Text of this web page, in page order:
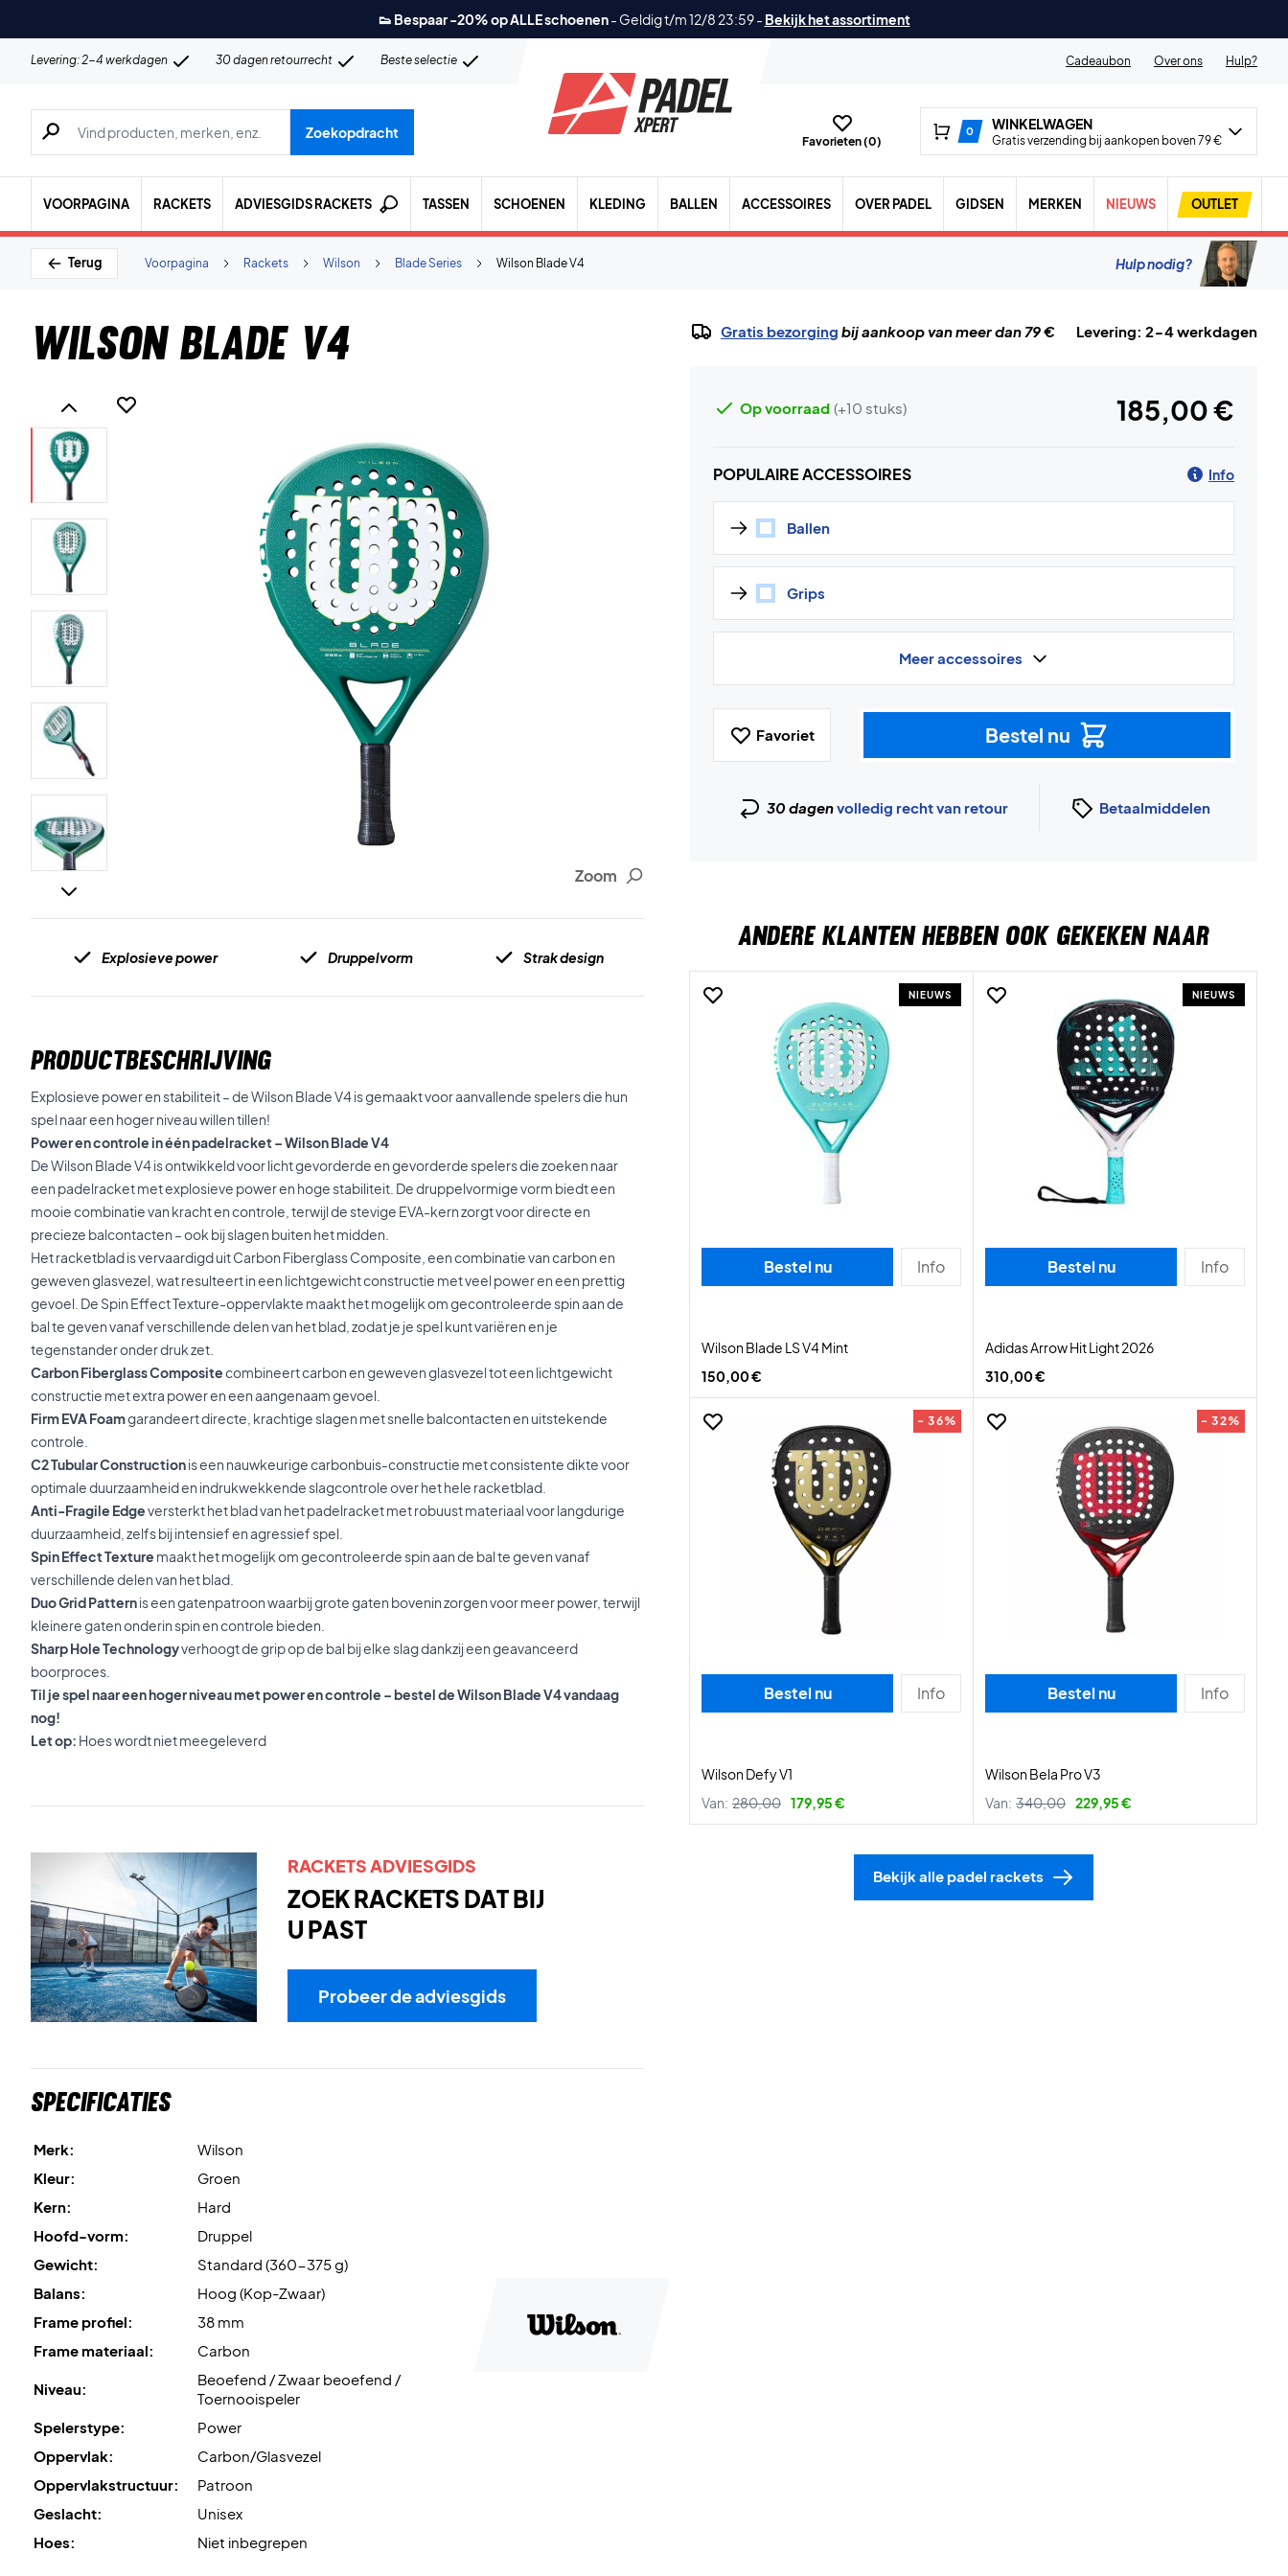
👟 Bespaar -20% op ALLE schoenen- Geldig t/m 12/8 23:59- Bekijk het assortiment
Levering: 2-4 werkdagen 30 dagen retourrecht Beste selectie Cadeaubon Over ons Hulp?
Zoeken naar producten, merken etc.
Zoekopdracht
Favorieten (0)
0 WINKELWAGEN
Gratis verzending bij aankopen boven 79 €
VOORPAGINA RACKETS ADVIESGIDS RACKETS TASSEN SCHOENEN KLEDING BALLEN ACCESSOIRES OVER PADEL GIDSEN MERKEN NIEUWS OUTLET
Terug Wilson Blade V4
Blade Series
Wilson
Rackets
Voorpagina Hulp nodig?
Wilson Blade V4
Zoom
Explosieve power Druppelvorm Strak design
PRODUCTBESCHRIJVING
Explosieve power en stabiliteit – de Wilson Blade V4 is gemaakt voor aanvallende spelers die hun
spel naar een hoger niveau willen tillen!
Power en controle in één padelracket – Wilson Blade V4
De Wilson Blade V4 is ontwikkeld voor licht gevorderde en gevorderde spelers die zoeken naar
een padelracket met explosieve power en hoge stabiliteit. De druppelvormige vorm biedt een
mooie combinatie van kracht en controle, terwijl de stevige EVA-kern zorgt voor directe en
precieze balcontacten – ook bij slagen buiten het midden.
Het racketblad is vervaardigd uit Carbon Fiberglass Composite, een combinatie van carbon en
geweven glasvezel, wat resulteert in een lichtgewicht constructie met veel power en een prettig
gevoel. De Spin Effect Texture-oppervlakte maakt het mogelijk om gecontroleerde spin aan de
bal te geven vanaf verschillende delen van het blad, zodat je je spel kunt variëren en je
tegenstander onder druk zet.
Carbon Fiberglass Compositecombineert carbon en geweven glasvezel tot een lichtgewicht
constructie met extra power en een aangenaam gevoel.
Firm EVA Foamgarandeert directe, krachtige slagen met snelle balcontacten en uitstekende
controle.
C2 Tubular Constructionis een nauwkeurige carbonbuis-constructie met consistente dikte voor
optimale duurzaamheid en indrukwekkende slagcontrole over het hele racketblad.
Anti-Fragile Edgeversterkt het blad van het padelracket met robuust materiaal voor langdurige
duurzaamheid, zelfs bij intensief en agressief spel.
Spin Effect Texture maakt het mogelijk om gecontroleerde spin aan de bal te geven vanaf
verschillende delen van het blad.
Duo Grid Patternis een gatenpatroon waarbij grote gaten bovenin zorgen voor meer power, terwijl
kleinere gaten onderin spin en controle bieden.
Sharp Hole Technologyverhoogt de grip op de bal bij elke slag dankzij een geavanceerd
boorproces.
Til je spel naar een hoger niveau met power en controle – bestel de Wilson Blade V4 vandaag
nog!
Let op: Hoes wordt niet meegeleverd
RACKETS ADVIESGIDS
ZOEK RACKETS DAT BIJ
U PAST
Probeer de adviesgids
Specificaties
Merk:
Wilson
Kleur:
Groen
Kern:
Hard
Hoofd-vorm:
Druppel
Gewicht:
Standard (360-375 g)
Balans:
Hoog (Kop-Zwaar)
Frame profiel:
38 mm
Frame materiaal:
Carbon
Niveau:
Beoefend / Zwaar beoefend /
Toernooispeler
Spelerstype:
Power
Oppervlak:
Carbon/Glasvezel
Oppervlakstructuur:
Patroon
Geslacht:
Unisex
Hoes:
Niet inbegrepen
Gratis bezorging bij aankoop van meer dan 79 € Levering: 2-4 werkdagen
Op voorraad (+10 stuks) 185,00 €
POPULAIRE ACCESSOIRES Info
Ballen
Grips
Meer accessoires
Favoriet Bestel nu
30 dagenvolledig recht van retour Betaalmiddelen
ANDERE KLANTEN HEBBEN OOK GEKEKEN NAAR
NIEUWS
Bestel nu Info
Wilson Blade LS V4 Mint
150,00 €
NIEUWS
Bestel nu Info
Adidas Arrow Hit Light 2026
310,00 €
- 36%
Bestel nu Info
Wilson Defy V1
Van: 280,00 179,95 €
- 32%
Bestel nu Info
Wilson Bela Pro V3
Van: 340,00 229,95 €
Bekijk alle padel rackets